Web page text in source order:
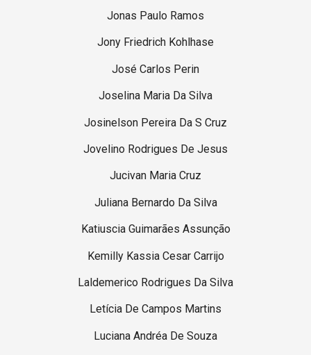
Jonas Paulo Ramos
Jony Friedrich Kohlhase
José Carlos Perin
Joselina Maria Da Silva
Josinelson Pereira Da S Cruz
Jovelino Rodrigues De Jesus
Jucivan Maria Cruz
Juliana Bernardo Da Silva
Katiuscia Guimarães Assunção
Kemilly Kassia Cesar Carrijo
Laldemerico Rodrigues Da Silva
Letícia De Campos Martins
Luciana Andréa De Souza